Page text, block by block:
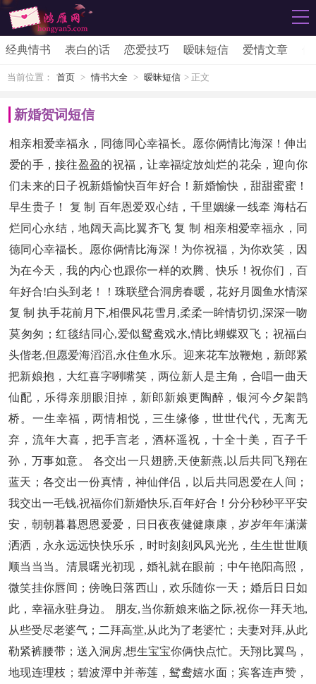
经典情书 表白的话 恋爱技巧 暧昧短信 爱情文章
当前位置： 首页 > 情书大全 > 暧昧短信 > 正文
新婚贺词短信
相亲相爱幸福永，同德同心幸福长。愿你俩情比海深！伸出
爱的手，接往盈盈的祝福，让幸福绽放灿烂的花朵，迎向你
们未来的日子祝新婚愉快百年好合！新婚愉快，甜甜蜜蜜！
早生贵子！ 复 制 百年恩爱双心结，千里姻缘一线牵 海枯石
烂同心永结，地阔天高比翼齐飞 复 制 相亲相爱幸福永，同
德同心幸福长。愿你俩情比海深！为你祝福，为你欢笑，因
为在今天，我的内心也跟你一样的欢腾、快乐！祝你们，百
年好合!白头到老！！珠联壁合洞房春暖，花好月圆鱼水情深
复 制 执手花前月下,相偎风花雪月,柔柔一眸情切切,深深一吻
莫匆匆；红毯结同心,爱似鸳鸯戏水,情比蝴蝶双飞；祝福白
头偕老,但愿爱海滔滔,永住鱼水乐。迎来花车放鞭炮，新郎紧
把新娘抱，大红喜字咧嘴笑，两位新人是主角，合唱一曲天
仙配，乐得亲朋眼泪掉，新郎新娘更陶醉，银河今夕架鹊
桥。一生幸福，两情相悦，三生缘修，世世代代，无离无
弃，流年大喜，把手言老，酒杯遥祝，十全十美，百子千
孙，万事如意。 各交出一只翅膀,天使新燕,以后共同飞翔在
蓝天；各交出一份真情，神仙伴侣，以后共同恩爱在人间；
我交出一毛钱,祝福你们新婚快乐,百年好合！分分秒秒平平安
安，朝朝暮暮恩恩爱爱，日日夜夜健健康康，岁岁年年潇潇
洒洒，永永远远快快乐乐，时时刻刻风风光光，生生世世顺
顺当当当。清晨曙光初现，婚礼就在眼前；中午艳阳高照，
微笑挂你唇间；傍晚日落西山，欢乐随你一天；婚后日日如
此，幸福永驻身边。 朋友,当你新娘来临之际,祝你一拜天地,
从些受尽老婆气；二拜高堂,从此为了老婆忙；夫妻对拜,从此
勒紧裤腰带；送入洞房,想生宝宝你俩快点忙。天翔比翼鸟，
地现连理枝；碧波潭中并蒂莲，鸳鸯嬉水面；宾客连声赞，